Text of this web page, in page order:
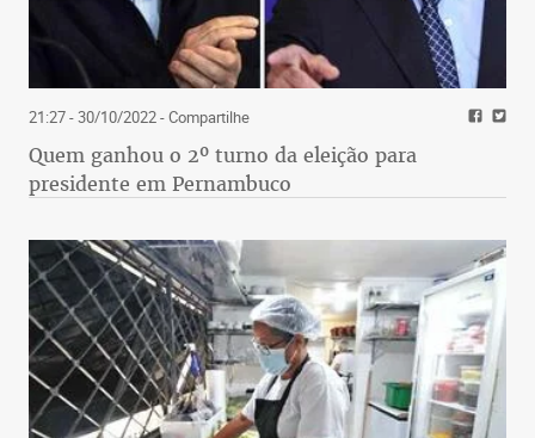
21:27 - 30/10/2022- Compartilhe
Quem ganhou o 2º turno da eleição para
presidente em Pernambuco